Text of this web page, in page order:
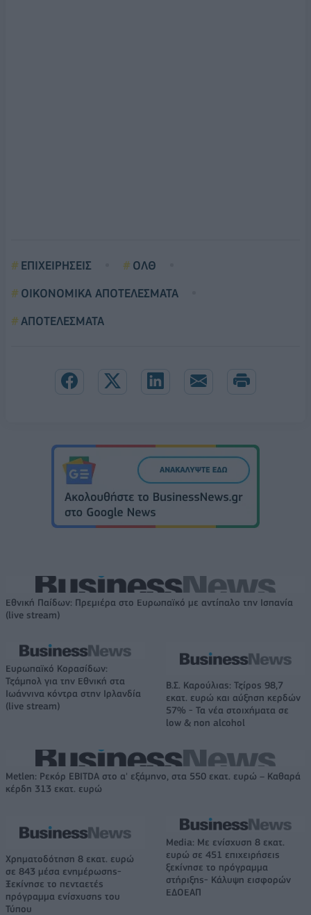
ΕΠΙΧΕΙΡΗΣΕΙΣ
ΟΛΘ
ΟΙΚΟΝΟΜΙΚΑ ΑΠΟΤΕΛΕΣΜΑΤΑ
ΑΠΟΤΕΛΕΣΜΑΤΑ
Εθνική Παίδων: Πρεμιέρα στο Ευρωπαϊκό με αντίπαλο την Ισπανία
(live stream)
Ευρωπαϊκό Κορασίδων:
Τζάμπολ για την Εθνική στα
Ιωάννινα κόντρα στην Ιρλανδία
(live stream)
Β.Σ. Καρούλιας: Τζίρος 98,7
εκατ. ευρώ και αύξηση κερδών
57% - Τα νέα στοιχήματα σε
low & non alcohol
Metlen: Ρεκόρ EBITDA στο α' εξάμηνο, στα 550 εκατ. ευρώ – Καθαρά
κέρδη 313 εκατ. ευρώ
Χρηματοδότηση 8 εκατ. ευρώ
σε 843 μέσα ενημέρωσης-
Ξεκίνησε το πενταετές
πρόγραμμα ενίσχυσης του
Τύπου
Media: Με ενίσχυση 8 εκατ.
ευρώ σε 451 επιχειρήσεις
ξεκίνησε το πρόγραμμα
στήριξης- Κάλυψη εισφορών
ΕΔΟΕΑΠ